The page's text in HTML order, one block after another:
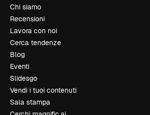
Chi siamo
Recensioni
Lavora con noi
Cerca tendenze
Blog
Eventi
Slidesgo
Vendi i tuoi contenuti
Sala stampa